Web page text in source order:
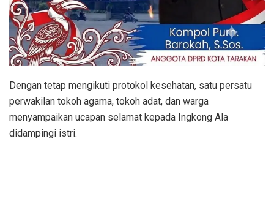
Dengan tetap mengikuti protokol kesehatan, satu persatu
perwakilan tokoh agama, tokoh adat, dan warga
menyampaikan ucapan selamat kepada Ingkong Ala
didampingi istri.